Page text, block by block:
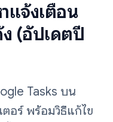
แจ้งเตือน
(อัปเดตปี
Tasks บน
อร์ พร้อมวิธีแก้ไข